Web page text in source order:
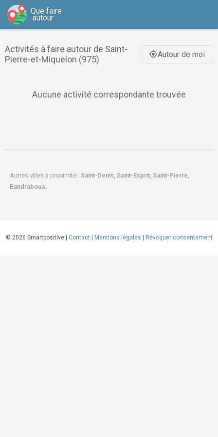
Que faire
autour
Activités à faire autour de Saint-
Pierre-et-Miquelon (975)
gps_fixedAutour de moi
Aucune activité correspondante trouvée
Autres villes à proximité : Saint-Denis, Saint-Esprit, Saint-Pierre,
Bandraboua.
© 2026 Smartpositive | Contact| Mentions légales Révoquer consentement